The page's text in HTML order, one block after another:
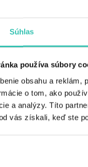
Súhlas
používa súbory
obsahu a
o tom, ako
a analýzy. Títo
vás získali, keď ste